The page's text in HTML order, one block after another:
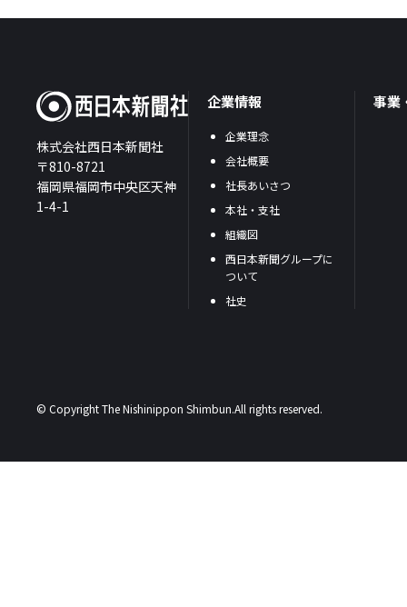
株式会社西日本新聞社
〒810-8721
福岡県福岡市中央区天神
1-4-1
企業情報
企業理念
会社概要
社長あいさつ
本社・支社
組織図
西日本新聞グループに
ついて
社史
事業
© Copyright The Nishinippon Shimbun.All rights reserved.